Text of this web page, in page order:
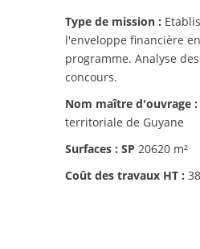
Type de mission :
l'enveloppe financière
programme. Analyse
concours.
Nom maître d'ouvrage :
territoriale de Guyane
Surfaces : SP 20620 m²
Coût des travaux HT :